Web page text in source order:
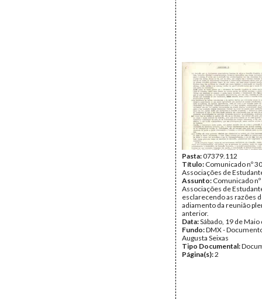
Pasta:07379.112
Título: Comunicado nº
Associações de
Assunto: Comunicado
Associações de
esclarecendo as razões
adiamento da reunião
anterior.
Data:Sábado, 19 de
Fundo:DMX -
Augusta Seixas
Tipo Documental:
Página(s):2